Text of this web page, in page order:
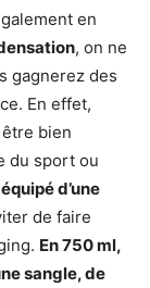
en
, on ne
gagnerez des
En effet,
être bien
du sport ou
d’une
de faire
En 750 ml,
sangle, de